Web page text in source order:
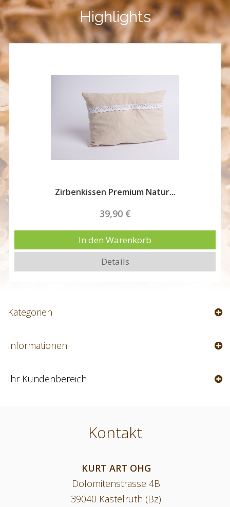
Highlights
Zirbenkissen Premium Natur...
39,90 €
In den Warenkorb
Details
Kategorien
Informationen
Ihr Kundenbereich
Kontakt
KURT ART OHG
Dolomitenstrasse 4B
39040 Kastelruth (Bz)